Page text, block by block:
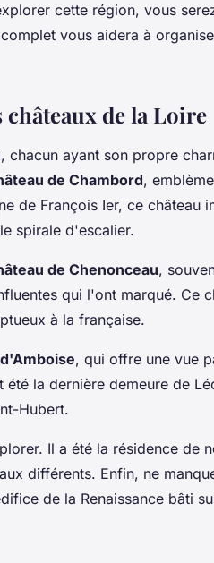
cette région, vous
vous aidera à
de la Loire
chacun ayant son propre
de Chambord,
de François Ier, ce château
spirale d'escalier.
de Chenonceau,
qui l'ont marqué. Ce
à la française.
, qui offre une vue
la dernière demeure de
Hubert.
Il a été la résidence de
différents. Enfin, ne
de la Renaissance bâti